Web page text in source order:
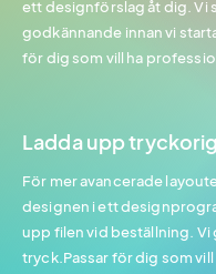
ett designförslag åt dig. Vi
godkännande innan vi
för dig som vill ha
Ladda upp
För mer avancerade
designen i ett
upp filen vid beställning. Vi
tryck.Passar för dig som